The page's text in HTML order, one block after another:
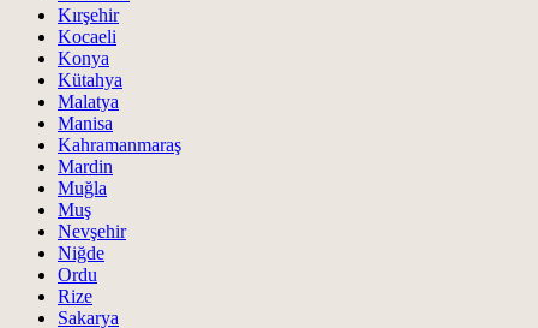
Kırşehir
Kocaeli
Konya
Kütahya
Malatya
Manisa
Kahramanmaraş
Mardin
Muğla
Muş
Nevşehir
Niğde
Ordu
Rize
Sakarya